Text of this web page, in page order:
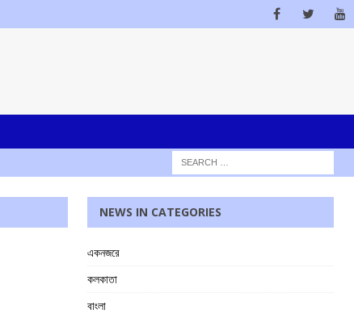
NEWS IN CATEGORIES
একনজরে
কলকাতা
বাংলা